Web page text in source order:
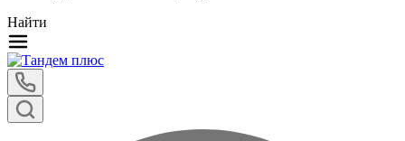
Найти